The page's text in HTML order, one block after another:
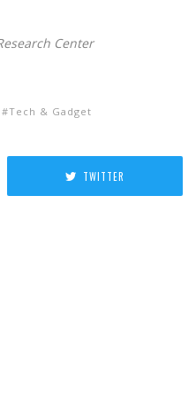
Center
Tech & Gadget
TWITTER